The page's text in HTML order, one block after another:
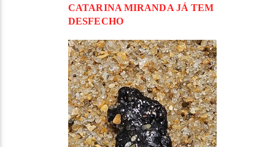
CATARINA MIRANDA JÁ TEM
DESFECHO